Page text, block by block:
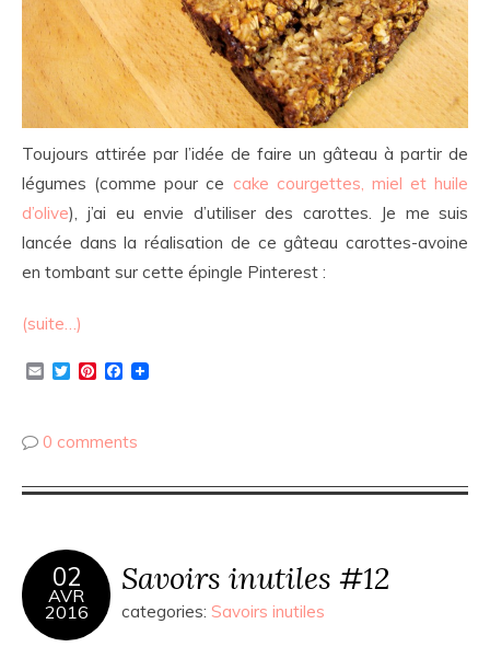
Toujours attirée par l’idée de faire un gâteau à partir de
légumes (comme pour ce cake courgettes, miel et huile
d’olive), j’ai eu envie d’utiliser des carottes. Je me suis
lancée dans la réalisation de ce gâteau carottes-avoine
en tombant sur cette épingle Pinterest :
(suite…)
EmailTwitterPinterestFacebook
0 comments
02
AVR
2016
Savoirs inutiles #12
categories: Savoirs inutiles